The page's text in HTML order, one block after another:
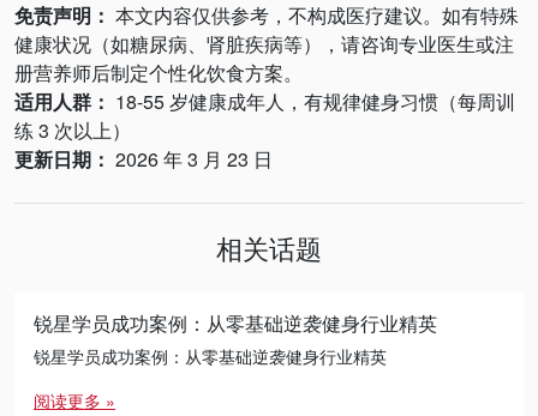
免责声明： 本文内容仅供参考，不构成医疗建议。如有特殊
健康状况（如糖尿病、肾脏疾病等），请咨询专业医生或注
册营养师后制定个性化饮食方案。
适用人群： 18-55 岁健康成年人，有规律健身习惯（每周训
练 3 次以上）
更新日期： 2026 年 3 月 23 日
相关话题
锐星学员成功案例：从零基础逆袭健身行业精英
锐星学员成功案例：从零基础逆袭健身行业精英
阅读更多 »